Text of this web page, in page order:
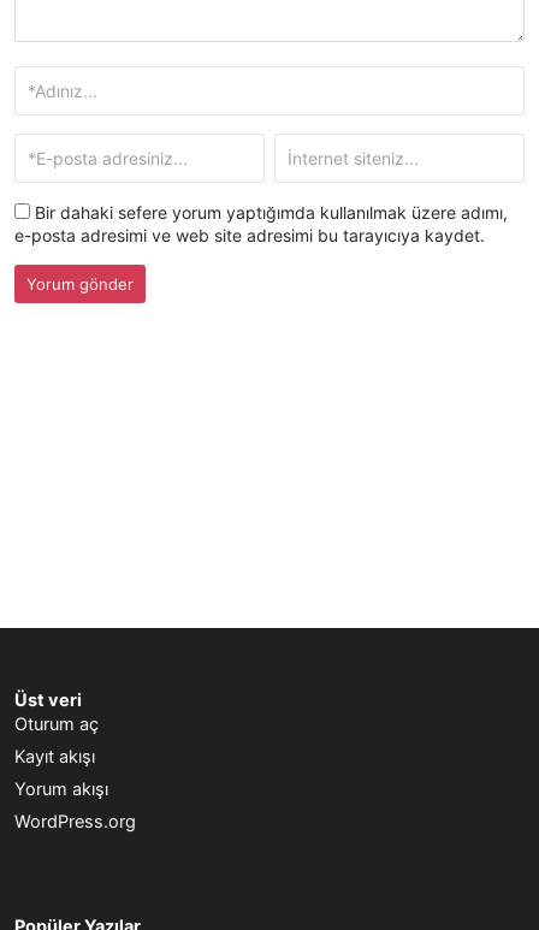
Bir dahaki sefere yorum yaptığımda kullanılmak üzere adımı,
e-posta adresimi ve web site adresimi bu tarayıcıya kaydet.
Üst veri
Oturum aç
Kayıt akışı
Yorum akışı
WordPress.org